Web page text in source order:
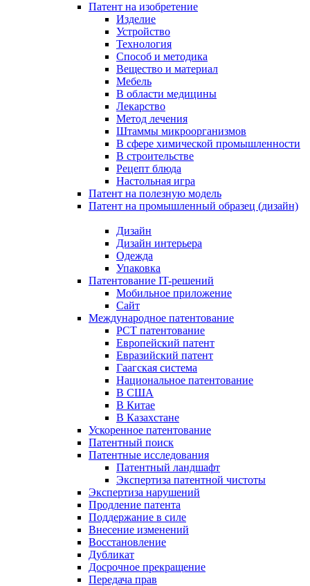
Патент на изобретение
Изделие
Устройство
Технология
Способ и методика
Вещество и материал
Мебель
В области медицины
Лекарство
Метод лечения
Штаммы микроорганизмов
В сфере химической промышленности
В строительстве
Рецепт блюда
Настольная игра
Патент на полезную модель
Патент на промышленный образец (дизайн)
Дизайн
Дизайн интерьера
Одежда
Упаковка
Патентование IT-решений
Мобильное приложение
Сайт
Международное патентование
PCT патентование
Европейский патент
Евразийский патент
Гаагская система
Национальное патентование
В США
В Китае
В Казахстане
Ускоренное патентование
Патентный поиск
Патентные исследования
Патентный ландшафт
Экспертиза патентной чистоты
Экспертиза нарушений
Продление патента
Поддержание в силе
Внесение изменений
Восстановление
Дубликат
Досрочное прекращение
Передача прав